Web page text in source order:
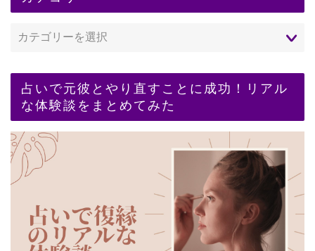
占いで元彼とやり直すことに成功！リアル
な体験談をまとめてみた